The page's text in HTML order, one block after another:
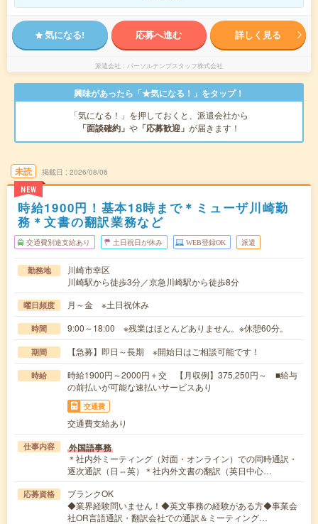
気になる! 応募へ進む 詳しく見る
派遣会社 パーソルテンプスタッフ株式会社
興味があったら「★気になる！」をタップ！
「気になる！」を押しておくと、派遣会社から
「面談確約」 や 「応募歓迎」 が届きます！
未読
NEW
掲載日 2026/08/06
時給1900円！基本18時まで＊ミューザ川崎勤
務＊文書の翻訳業務など
交通費別途支給あり 土日祝日が休み WEB登録OK 派遣
勤務地
川崎市幸区
川崎駅から徒歩3分／京急川崎駅から徒歩8分
曜日頻度 月～金 ※土日祝休み
時間 9:00～18:00 ※残業はほとんどありません。※休憩60分。
期間 【急募】即日～長期 ※開始日はご相談可能です！
時給
時給1900円～2000円＋交 【月収例】375,250円～ ■給与
の前払いが可能な速払いサービスあり
交通費
交通費支給あり
仕事内容 外国語事務
＊社内外ミーティング（対面・オンライン）での同時通訳・
逐次通訳（日⇔英）＊社内外文書の翻訳（英日中心…
応募資格
ブランクOK
◆業界経験問いません！◆英文事務の経験がある方◆事業会
社OR言語通訳・翻訳会社での通訳＆ミーティング…